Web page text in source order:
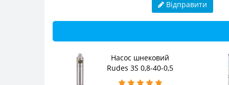
Відправити
Насос шнековий
Rudes 3S 0,8-40-0,5